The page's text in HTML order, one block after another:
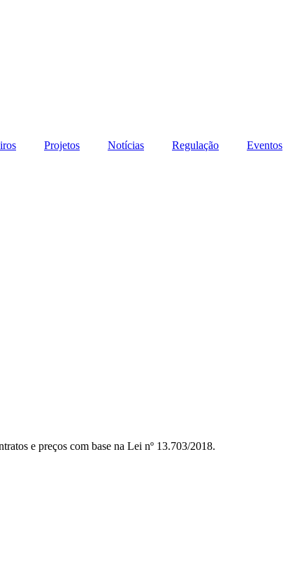
Projetos Notícias Regulação
Eventos
e preços com base na Lei nº 13.703/2018.